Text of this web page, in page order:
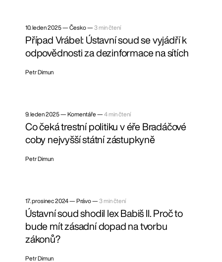
10. leden 2025— Česko — 3 min čtení
Případ Vrábel: Ústavní soud se vyjádří k
odpovědnosti za dezinformace na sítích
Petr Dimun
9. leden 2025— Komentáře — 4 min čtení
Co čeká trestní politiku v éře Bradáčové
coby nejvyšší státní zástupkyně
Petr Dimun
17. prosinec 2024— Právo — 3 min čtení
Ústavní soud shodil lex Babiš II. Proč to
bude mít zásadní dopad na tvorbu
zákonů?
Petr Dimun